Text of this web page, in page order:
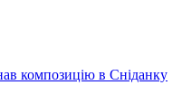
композицію в Сніданку